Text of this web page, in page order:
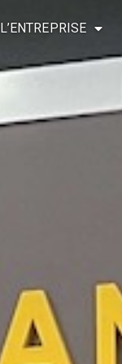
L’ENTREPRISE